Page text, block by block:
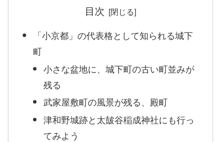
目次
「小京都」の代表格として知られる城下
町
小さな盆地に、城下町の古い町並みが
残る
武家屋敷町の風景が残る、殿町
津和野城跡と太皷谷稲成神社にも行っ
てみよう